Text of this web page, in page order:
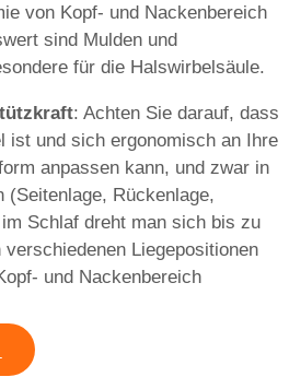
von Kopf- und Nackenbereich
sind Mulden und
für die Halswirbelsäule.
: Achten Sie darauf, dass
ist und sich ergonomisch an Ihre
anpassen kann, und zwar in
(Seitenlage, Rückenlage,
Schlaf dreht man sich bis zu
verschiedenen Liegepositionen
und Nackenbereich